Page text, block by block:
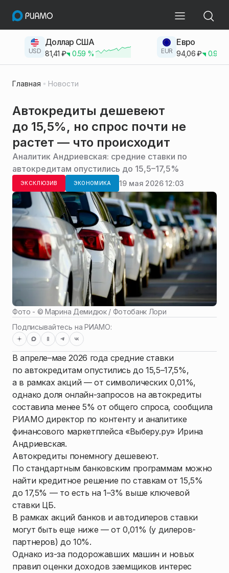
USD
Доллар США
81,41 ₽ 0.59 % EUR
Евро
94,06₽ 0.93
Главная Новости
Автокредиты дешевеют
до 15,5%, но спрос почти не
растет — что происходит
Аналитик Андриевская: средние ставки по
автокредитам опустились до 15,5–17,5%
ЭКСКЛЮЗИВ ЭКОНОМИКА 19 мая 2026 12:03
Фото - ©Марина Демидюк / Фотобанк Лори
Подписывайтесь на РИАМО:
В апреле–мае 2026 года средние ставки
по автокредитам опустились до 15,5–17,5%,
а в рамках акций — от символических 0,01%,
однако доля онлайн-запросов на автокредиты
составила менее 5% от общего спроса, сообщила
РИАМО директор по контенту и аналитике
финансового маркетплейса «Выберу.ру» Ирина
Андриевская.
Автокредиты понемногу дешевеют.
По стандартным банковским программам можно
найти кредитное решение по ставкам от 15,5%
до 17,5% — то есть на 1–3% выше ключевой
ставки ЦБ.
В рамках акций банков и автодилеров ставки
могут быть еще ниже — от 0,01% (у дилеров-
партнеров) до 10%.
Однако из-за подорожавших машин и новых
правил оценки доходов заемщиков интерес